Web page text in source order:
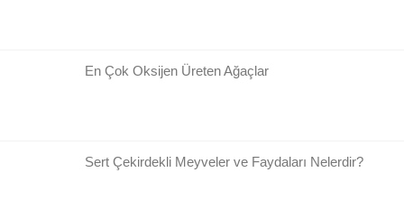
En Çok Oksijen Üreten Ağaçlar
Sert Çekirdekli Meyveler ve Faydaları Nelerdir?